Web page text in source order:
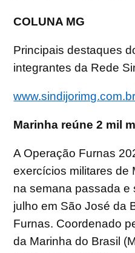
COLUNA MG
Principais destaques
integrantes da Rede
www.sindijorimg.com.br
Marinha reúne 2 mil
A Operação Furnas
exercícios militares de
na semana passada e
julho em São José da
Furnas. Coordenado
da Marinha do Brasil